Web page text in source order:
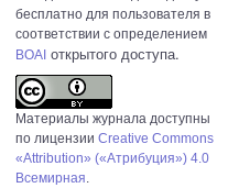
бесплатно для пользователя в
соответствии с определением
BOAI открытого доступа.
Материалы журнала доступны
по лицензии Creative Commons
«Attribution» («Атрибуция») 4.0
Всемирная.